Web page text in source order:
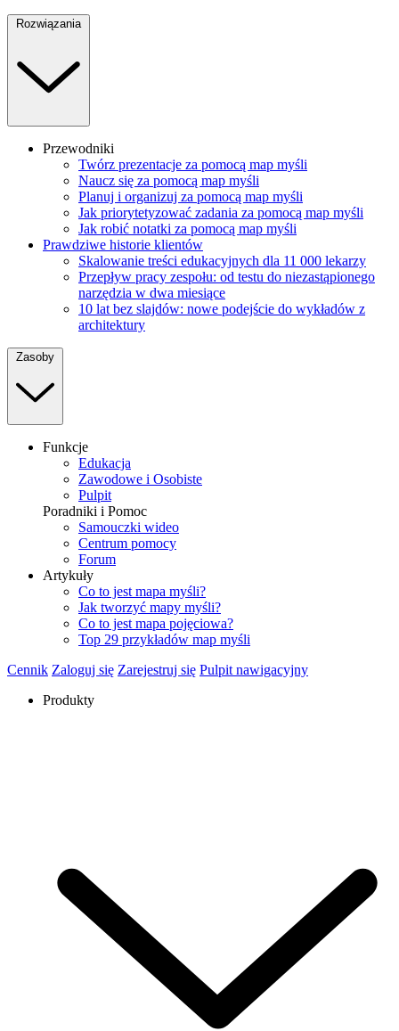
Rozwiązania
Przewodniki
Twórz prezentacje za pomocą map myśli
Naucz się za pomocą map myśli
Planuj i organizuj za pomocą map myśli
Jak priorytetyzować zadania za pomocą map myśli
Jak robić notatki za pomocą map myśli
Prawdziwe historie klientów
Skalowanie treści edukacyjnych dla 11 000 lekarzy
Przepływ pracy zespołu: od testu do niezastąpionego
narzędzia w dwa miesiące
10 lat bez slajdów: nowe podejście do wykładów z
architektury
Zasoby
Funkcje
Edukacja
Zawodowe i Osobiste
Pulpit
Poradniki i Pomoc
Samouczki wideo
Centrum pomocy
Forum
Artykuły
Co to jest mapa myśli?
Jak tworzyć mapy myśli?
Co to jest mapa pojęciowa?
Top 29 przykładów map myśli
Cennik Zaloguj się Zarejestruj się Pulpit nawigacyjny
Produkty